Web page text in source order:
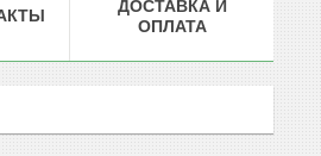
ДОСТАВКА И
ОПЛАТА